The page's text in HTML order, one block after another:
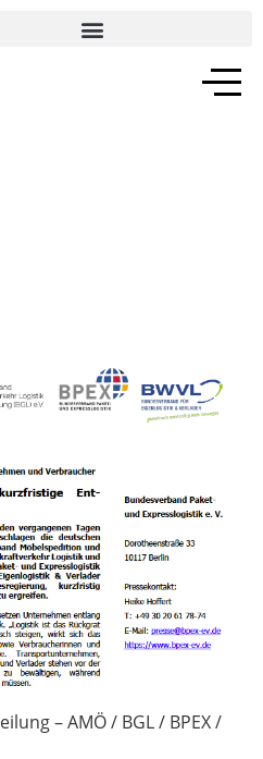
– AMÖ / BGL / BPEX /